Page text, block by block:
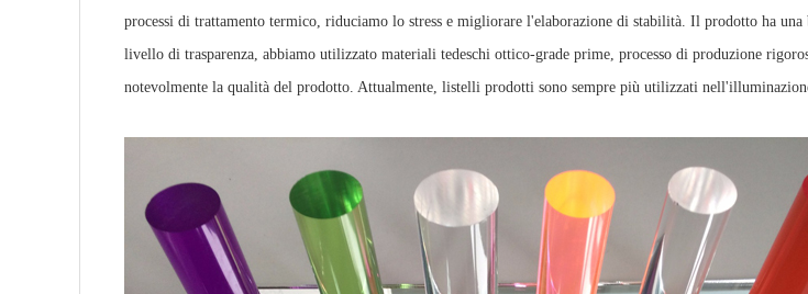
processi di trattamento termico, riduciamo lo stress e migliorare l'elaborazione di stabilità. Il prodotto ha
livello di trasparenza, abbiamo utilizzato materiali tedeschi ottico-grade prime, processo di produzione
notevolmente la qualità del prodotto. Attualmente, listelli prodotti sono sempre più utilizzati